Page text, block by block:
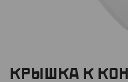
КРЫШКА К